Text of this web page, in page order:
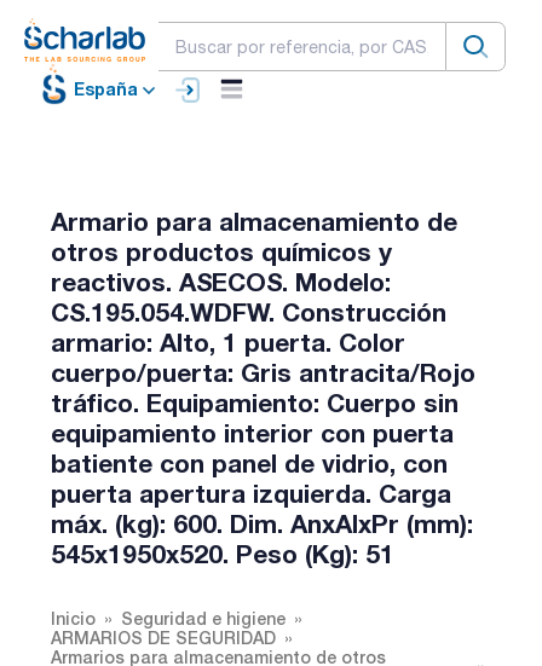
España
Armario para almacenamiento de
otros productos químicos y
reactivos. ASECOS. Modelo:
CS.195.054.WDFW. Construcción
armario: Alto, 1 puerta. Color
cuerpo/puerta: Gris antracita/Rojo
tráfico. Equipamiento: Cuerpo sin
equipamiento interior con puerta
batiente con panel de vidrio, con
puerta apertura izquierda. Carga
máx. (kg): 600. Dim. AnxAlxPr (mm):
545x1950x520. Peso (Kg): 51
Inicio
Seguridad e higiene
ARMARIOS DE SEGURIDAD
Armarios para almacenamiento de otros